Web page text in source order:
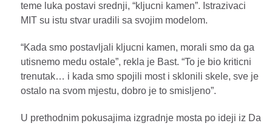
teme luka postavi srednji, “kljucni kamen”. Istrazivaci
MIT su istu stvar uradili sa svojim modelom.
“Kada smo postavljali kljucni kamen, morali smo da ga
utisnemo medu ostale”, rekla je Bast. “To je bio kriticni
trenutak… i kada smo spojili most i sklonili skele, sve je
ostalo na svom mjestu, dobro je to smisljeno”.
U prethodnim pokusajima izgradnje mosta po ideji iz Da